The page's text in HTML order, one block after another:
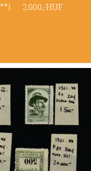
2.000,-HUF